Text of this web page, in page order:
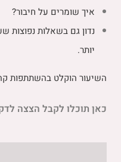
איך שומרים על חיבור?
נדון גם בשאלות נפוצות
יותר.
השיעור הוקלט בהשתתפות
כאן תוכלו לקבל הצצה